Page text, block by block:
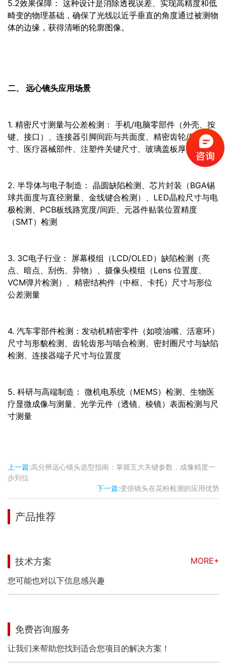
5.2效果保障： 这种设计是消除透视误差、实现高精度和低
畸变的物理基础，确保了光线以近乎垂直的角度通过被测物
体的边缘，获得清晰的轮廓图像。
二、 远心镜头应用场景
1. 精密尺寸测量与公差检测： 手机/电脑零部件（外壳、按
键、接口）、连接器引脚间距与共面度、精密齿轮/轴承尺
寸、医疗器械部件、注塑件关键尺寸、玻璃盖板厚度等。
2. 半导体与电子制造： 晶圆缺陷检测、芯片封装（BGA锡
球共面度与直径测量、金线键合检测）、LED晶粒尺寸与电
极检测、PCB板线路宽度/间距、元器件贴装位置精度
（SMT）检测
3. 3C电子行业： 屏幕模组（LCD/OLED）缺陷检测（亮
点、暗点、刮伤、异物）、摄像头模组（Lens 位置度、
VCM弹片检测）、精密结构件（中框、卡托）尺寸与形位
公差测量
4. 汽车零部件检测：发动机精密零件（如喷油嘴、活塞环）
尺寸与形貌检测、齿轮齿形与啮合检测、密封圈尺寸与缺陷
检测、连接器端子尺寸与位置度
5. 科研与高端制造： 微机电系统（MEMS）检测、生物医
疗显微成像与测量、光学元件（透镜、棱镜）表面检测与尺
寸测量
上一篇:高分辨远心镜头选型指南：掌握五大关键参数，成像精度一
步到位
下一篇:变倍镜头在花粉检测的应用优势
产品推荐
技术方案
MORE+
您可能也对以下信息感兴趣
免费咨询服务
让我们来帮助您找到适合您项目的解决方案！